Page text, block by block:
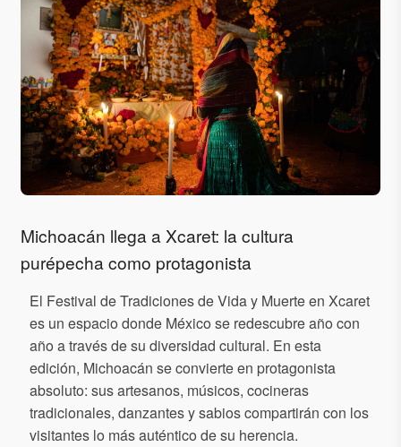
Michoacán llega a Xcaret: la cultura
purépecha como protagonista
El Festival de Tradiciones de Vida y Muerte en Xcaret
es un espacio donde México se redescubre año con
año a través de su diversidad cultural. En esta
edición, Michoacán se convierte en protagonista
absoluto: sus artesanos, músicos, cocineras
tradicionales, danzantes y sabios compartirán con los
visitantes lo más auténtico de su herencia.